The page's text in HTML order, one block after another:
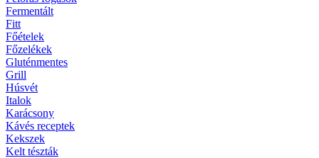
Fermentált
Fitt
Főételek
Főzelékek
Gluténmentes
Grill
Húsvét
Italok
Karácsony
Kávés receptek
Kekszek
Kelt tészták